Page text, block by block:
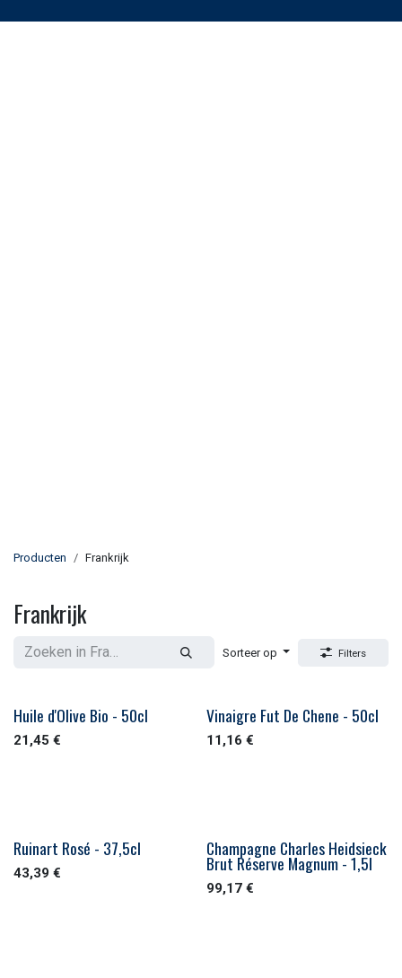
Producten Frankrijk
Frankrijk
Sorteer op Filters
Huile d'Olive Bio - 50cl
21,45 €
Vinaigre Fut De Chene - 50cl
11,16 €
Ruinart Rosé - 37,5cl
43,39 €
Champagne Charles Heidsieck
Brut Réserve Magnum - 1,5l
99,17 €